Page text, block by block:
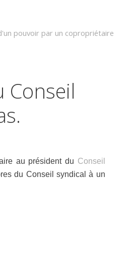
pouvoir par un copropriétaire
Conseil
au président du Conseil
du Conseil syndical à un